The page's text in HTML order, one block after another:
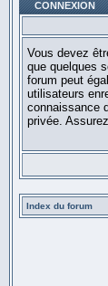
CONNEXION
Vous devez
que quelques
forum peut
utilisateurs
connaissance
privée.
Index du forum